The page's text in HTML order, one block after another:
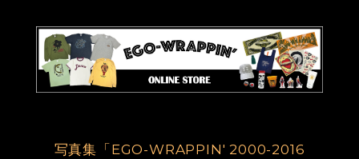
写真集「EGO-WRAPPIN' 2000-2016